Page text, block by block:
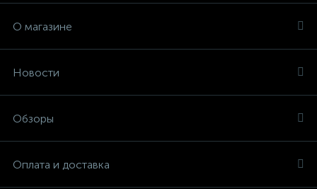
О магазине
Новости
Обзоры
Оплата и доставка